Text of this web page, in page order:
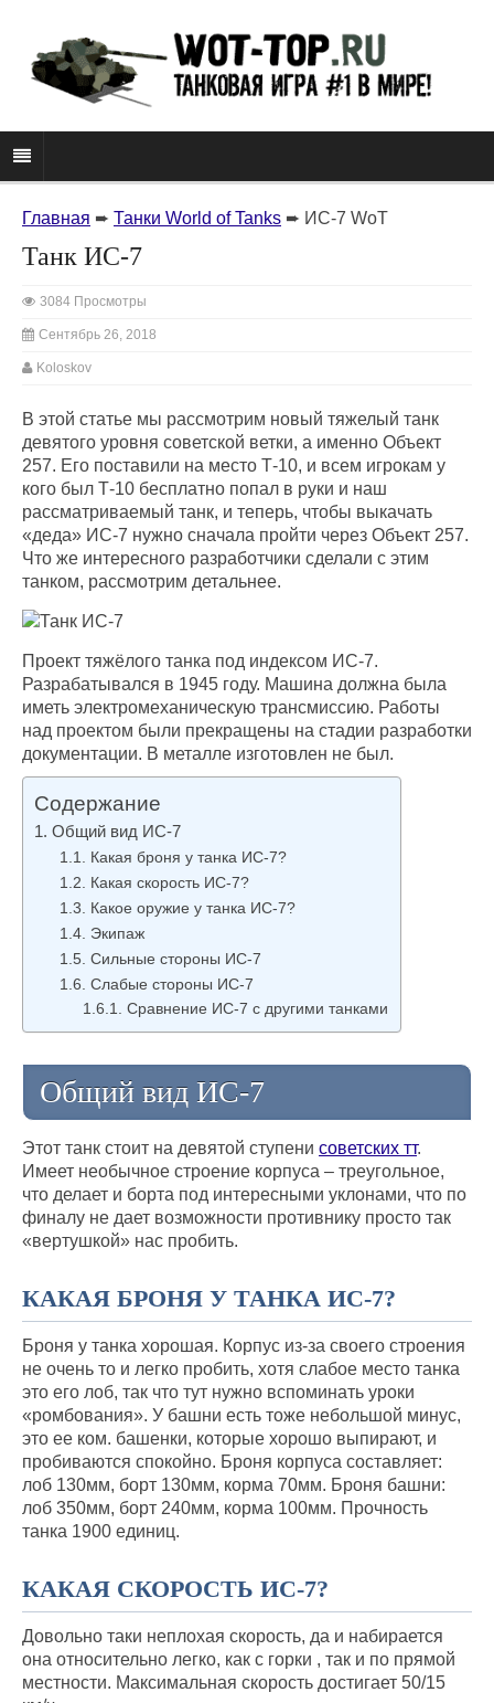
Главная ➨ Танки World of Tanks ➨ ИС-7 WoT
Танк ИС-7
3084 Просмотры
Сентябрь 26, 2018
Koloskov
В этой статье мы рассмотрим новый тяжелый танк
девятого уровня советской ветки, а именно Объект
257. Его поставили на место Т-10, и всем игрокам у
кого был Т-10 бесплатно попал в руки и наш
рассматриваемый танк, и теперь, чтобы выкачать
«деда» ИС-7 нужно сначала пройти через Объект 257.
Что же интересного разработчики сделали с этим
танком, рассмотрим детальнее.
Проект тяжёлого танка под индексом ИС-7.
Разрабатывался в 1945 году. Машина должна была
иметь электромеханическую трансмиссию. Работы
над проектом были прекращены на стадии разработки
документации. В металле изготовлен не был.
Содержание
Общий вид ИС-7
Какая броня у танка ИС-7?
Какая скорость ИС-7?
Какое оружие у танка ИС-7?
Экипаж
Сильные стороны ИС-7
Слабые стороны ИС-7
Сравнение ИС-7 с другими танками
Общий вид ИС-7
Этот танк стоит на девятой ступени советских тт.
Имеет необычное строение корпуса – треугольное,
что делает и борта под интересными уклонами, что по
финалу не дает возможности противнику просто так
«вертушкой» нас пробить.
КАКАЯ БРОНЯ У ТАНКА ИС-7?
Броня у танка хорошая. Корпус из-за своего строения
не очень то и легко пробить, хотя слабое место танка
это его лоб, так что тут нужно вспоминать уроки
«ромбования». У башни есть тоже небольшой минус,
это ее ком. башенки, которые хорошо выпирают, и
пробиваются спокойно. Броня корпуса составляет:
лоб 130мм, борт 130мм, корма 70мм. Броня башни:
лоб 350мм, борт 240мм, корма 100мм. Прочность
танка 1900 единиц.
КАКАЯ СКОРОСТЬ ИС-7?
Довольно таки неплохая скорость, да и набирается
она относительно легко, как с горки , так и по прямой
местности. Максимальная скорость достигает 50/15